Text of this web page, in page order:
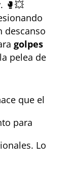
. 🥊💥
descanso
golpes
pelea de
que el
para
Lo